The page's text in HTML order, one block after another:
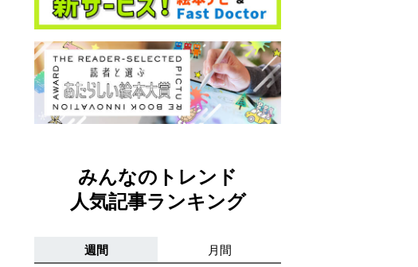
みんなのトレンド
人気記事ランキング
週間 月間